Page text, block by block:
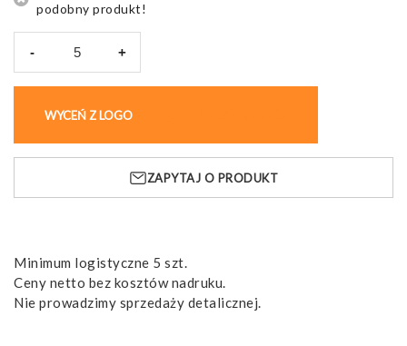
podobny produkt!
-
Polarowy
z
pluszakiem
g/m²
+
WYCEŃ Z LOGO
ZAPYTAJ O PRODUKT
Minimum logistyczne 5 szt.
Ceny netto bez kosztów nadruku.
Nie prowadzimy sprzedaży detalicznej.